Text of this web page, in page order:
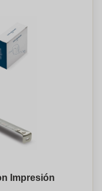
Impresión